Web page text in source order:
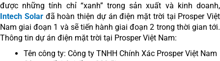
được những tính chỉ “xanh” trong sản xuất và kinh doanh,
Intech Solarđã hoàn thiện dự án điện mặt trời tại Prosper Việt
Nam giai đoạn 1 và sẽ tiến hành giai đoạn 2 trong thời gian tới.
Thông tin dự án điện mặt trời tại Prosper Việt Nam:
Tên công ty: Công ty TNHH Chính Xác Prosper Việt Nam